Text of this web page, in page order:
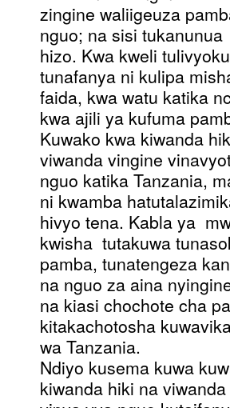
zingine waliigeuza
nguo; na sisi
hizo. Kwa kweli
tunafanya ni kulipa
faida, kwa watu katika
kwa ajili ya kufuma
Kuwako kwa kiwanda
viwanda vingine
nguo katika Tanzania,
ni kwamba
hivyo tena. Kabla ya
kwisha tutakuwa
pamba, tunatengeza
na nguo za aina
na kiasi chochote cha
kitakachotosha
wa Tanzania.
Ndiyo kusema kuwa
kiwanda hiki na